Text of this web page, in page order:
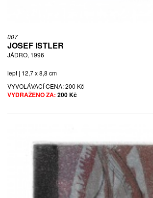
007
JOSEF ISTLER
JÁDRO, 1996
lept | 12,7 x 8,8 cm
VYVOLÁVACÍ CENA:200 Kč
VYDRAŽENO ZA: 200 Kč